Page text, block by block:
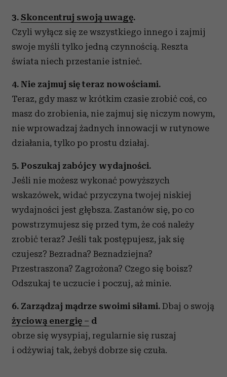
3. Skoncentruj swoją uwagę.
Czyli wyłącz się ze wszystkiego innego i zajmij
swoje myśli tylko jedną czynnością. Reszta
świata niech przestanie istnieć.
4. Nie zajmuj się teraz nowościami.
Teraz, gdy masz w krótkim czasie zrobić coś, co
masz do zrobienia, nie zajmuj się niczym nowym,
nie wprowadzaj żadnych innowacji w rutynowe
działania, tylko po prostu działaj.
5. Poszukaj zabójcy wydajności.
Jeśli nie możesz wykonać powyższych
wskazówek, widać przyczyna twojej niskiej
wydajności jest głębsza. Zastanów się, po co
powstrzymujesz się przed tym, że coś należy
zrobić teraz? Jeśli tak postępujesz, jak się
czujesz? Bezradna? Beznadziejna?
Przestraszona? Zagrożona? Czego się boisz?
Odszukaj te uczucie i poczuj, aż minie.
6. Zarządzaj mądrze swoimi siłami. Dbaj o swoją
życiową energię – d
obrze się wysypiaj, regularnie się ruszaj
i odżywiaj tak, żebyś dobrze się czuła.